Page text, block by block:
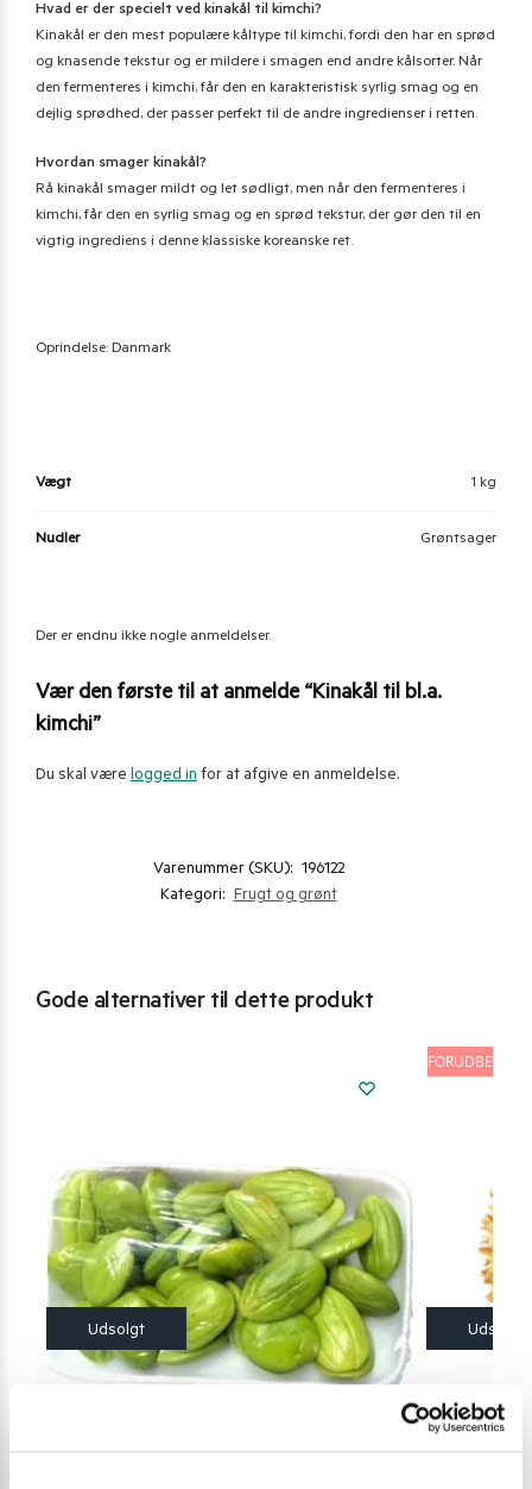
Hvad er der specielt ved kinakål til kimchi?
Kinakål er den mest populære kåltype til kimchi, fordi den har en sprød
og knasende tekstur og er mildere i smagen end andre kålsorter. Når
den fermenteres i kimchi, får den en karakteristisk syrlig smag og en
dejlig sprødhed, der passer perfekt til de andre ingredienser i retten.
Hvordan smager kinakål?
Rå kinakål smager mildt og let sødligt, men når den fermenteres i
kimchi, får den en syrlig smag og en sprød tekstur, der gør den til en
vigtig ingrediens i denne klassiske koreanske ret.
Oprindelse: Danmark
Vægt 1 kg
Nudler Grøntsager
Der er endnu ikke nogle anmeldelser.
Vær den første til at anmelde “Kinakål til bl.a.
kimchi”
Du skal være logged in for at afgive en anmeldelse.
Varenummer (SKU): 196122
Kategori: Frugt og grønt
Gode alternativer til dette produkt
FORUDBESTIL